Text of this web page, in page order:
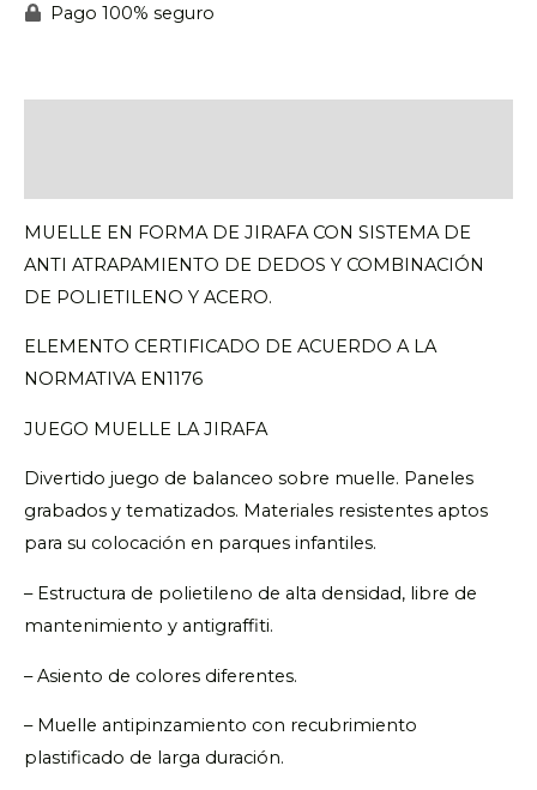
Pago 100% seguro
MUELLE EN FORMA DE JIRAFA CON SISTEMA DE
ANTI ATRAPAMIENTO DE DEDOS Y COMBINACIÓN
DE POLIETILENO Y ACERO.
ELEMENTO CERTIFICADO DE ACUERDO A LA
NORMATIVA EN1176
JUEGO MUELLE LA JIRAFA
Divertido juego de balanceo sobre muelle. Paneles
grabados y tematizados. Materiales resistentes aptos
para su colocación en parques infantiles.
– Estructura de polietileno de alta densidad, libre de
mantenimiento y antigraffiti.
– Asiento de colores diferentes.
– Muelle antipinzamiento con recubrimiento
plastificado de larga duración.